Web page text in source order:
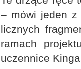
– mówi jeden z
licznych
ramach
uczennice